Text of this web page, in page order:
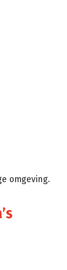
omgeving.